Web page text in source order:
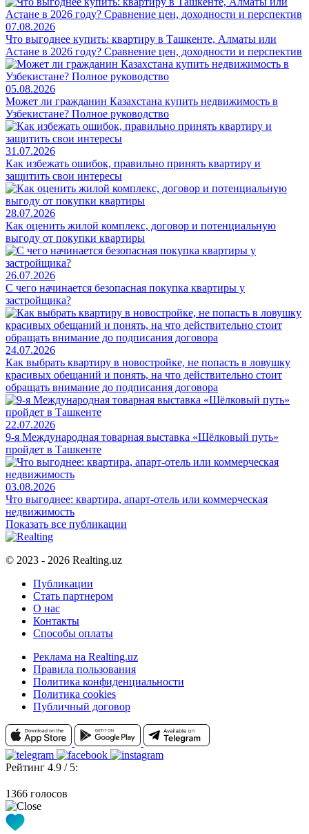
07.08.2026
Что выгоднее купить: квартиру в Ташкенте, Алматы или
Астане в 2026 году? Сравнение цен, доходности и перспектив
05.08.2026
Может ли гражданин Казахстана купить недвижимость в
Узбекистане? Полное руководство
31.07.2026
Как избежать ошибок, правильно принять квартиру и
защитить свои интересы
28.07.2026
Как оценить жилой комплекс, договор и потенциальную
выгоду от покупки квартиры
26.07.2026
С чего начинается безопасная покупка квартиры у
застройщика?
24.07.2026
Как выбрать квартиру в новостройке, не попасть в ловушку
красивых обещаний и понять, на что действительно стоит
обращать внимание до подписания договора
22.07.2026
9-я Международная товарная выставка «Шёлковый путь»
пройдет в Ташкенте
03.08.2026
Что выгоднее: квартира, апарт-отель или коммерческая
недвижимость
Показать все публикации
© 2023 - 2026 Realting.uz
Публикации
Стать партнером
О нас
Контакты
Способы оплаты
Реклама на Realting.uz
Правила пользования
Политика конфиденциальности
Политика cookies
Публичный договор
Рейтинг 4.9 / 5:
1366 голосов